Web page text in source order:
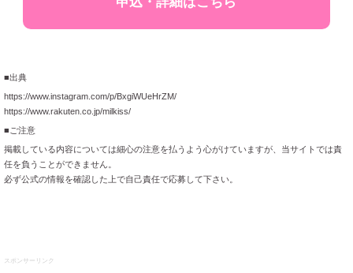
■出典
https://www.instagram.com/p/BxgiWUeHrZM/
https://www.rakuten.co.jp/milkiss/
■ご注意
掲載している内容については細心の注意を払うよう心がけていますが、当サイトでは責
任を負うことができません。
必ず公式の情報を確認した上で自己責任で応募して下さい。
スポンサーリンク